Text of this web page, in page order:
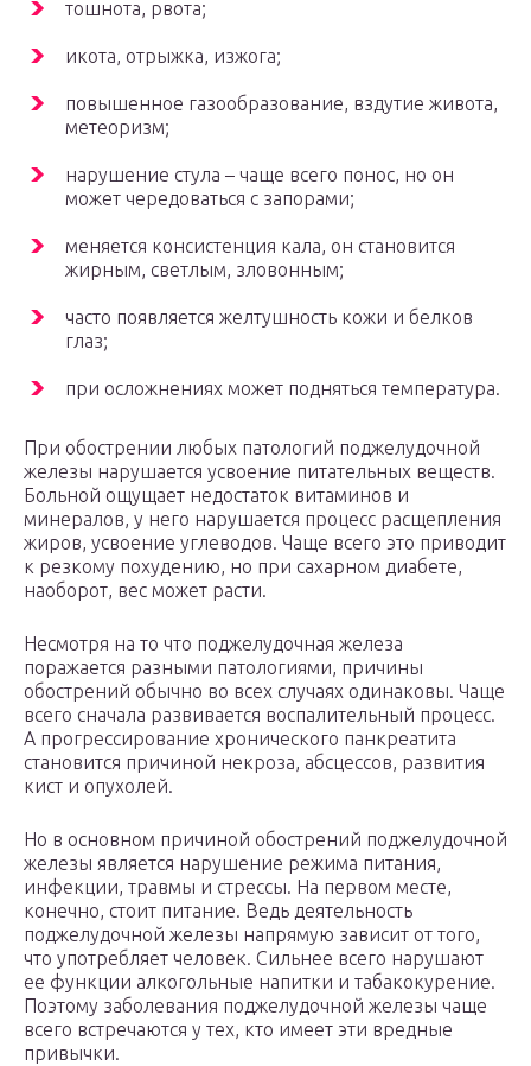
тошнота, рвота;
икота, отрыжка, изжога;
повышенное газообразование, вздутие живота,
метеоризм;
нарушение стула – чаще всего понос, но он
может чередоваться с запорами;
меняется консистенция кала, он становится
жирным, светлым, зловонным;
часто появляется желтушность кожи и белков
глаз;
при осложнениях может подняться температура.
При обострении любых патологий поджелудочной
железы нарушается усвоение питательных веществ.
Больной ощущает недостаток витаминов и
минералов, у него нарушается процесс расщепления
жиров, усвоение углеводов. Чаще всего это приводит
к резкому похудению, но при сахарном диабете,
наоборот, вес может расти.
Несмотря на то что поджелудочная железа
поражается разными патологиями, причины
обострений обычно во всех случаях одинаковы. Чаще
всего сначала развивается воспалительный процесс.
А прогрессирование хронического панкреатита
становится причиной некроза, абсцессов, развития
кист и опухолей.
Но в основном причиной обострений поджелудочной
железы является нарушение режима питания,
инфекции, травмы и стрессы. На первом месте,
конечно, стоит питание. Ведь деятельность
поджелудочной железы напрямую зависит от того,
что употребляет человек. Сильнее всего нарушают
ее функции алкогольные напитки и табакокурение.
Поэтому заболевания поджелудочной железы чаще
всего встречаются у тех, кто имеет эти вредные
привычки.